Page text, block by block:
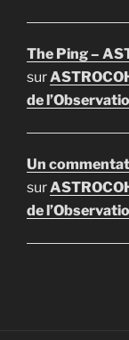
The Ping –
sur
de
Un
sur
de